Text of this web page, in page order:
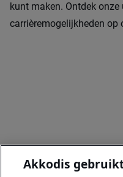
kunt maken. Ontdek
carrièremogelijkheden op
Akkodis